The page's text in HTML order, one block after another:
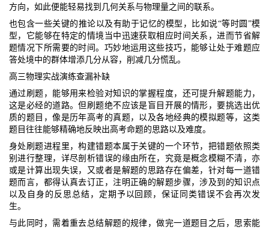
方向，如此便能轻易找到几何关系与物理量之间的联系。
也包含一些关键的推论以及有助于记忆的模型，比如说“等时圆”模
型，它能够在特定的情境当中迅速获取相应时间关系，进而节省解
题情况下所需要的时间。巧妙地运用这些技巧，能够让处于难题应
答处境中的群体增添几分从容，削减几分慌乱。
高三物理实战演练查漏补缺
通过刷题，能够用来检验对知识的掌握程度，还可提升解题能力，
这是必经的道路。但刷题绝不应该是盲目开展的情形，要挑选出优
质的题目，像是历年高考的真题，以及各地经典的模拟题等，这类
题目往往能够精确地反映出高考命题的思路以及难度。
身处刷题进程里，构建错题本属于关键的一个环节，把错题依照类
别进行整理，详尽剖析错误的缘由所在，究竟是概念模糊不清，亦
或是计算出现失误，又或者是解题的思路存在偏差，针对每一道错
题而言，都得认真去订正，注明正确的解题步骤，涉及到的知识点
以及自身的反思总结，定期予以回顾，保证同类错误不会再次发
生。
与此同时，需着重去总结解题的规律，做完一道题目之后，思索能